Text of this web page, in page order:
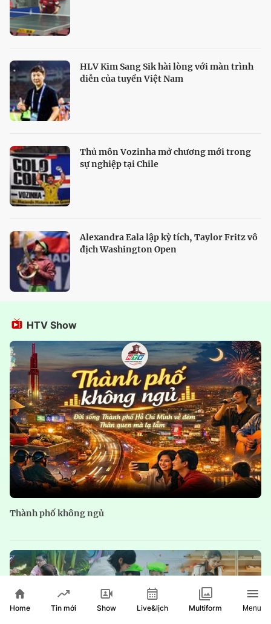
HLV Kim Sang Sik hài lòng với màn trình
diễn của tuyển Việt Nam
Thủ môn Vozinha mở chương mới trong
sự nghiệp tại Chile
Alexandra Eala lập kỳ tích, Taylor Fritz vô
địch Washington Open
HTV Show
Thành phố không ngủ
Home Tin mới Show Live&lịch Multiform Menu